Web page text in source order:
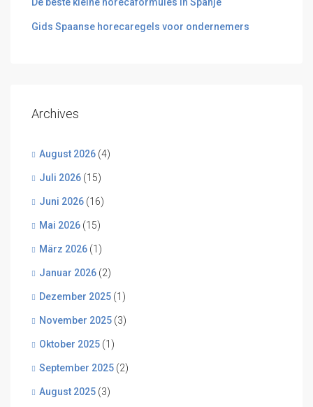
Gids Spaanse horecaregels voor ondernemers
Archives
August 2026 (4)
Juli 2026 (15)
Juni 2026 (16)
Mai 2026 (15)
März 2026 (1)
Januar 2026 (2)
Dezember 2025 (1)
November 2025 (3)
Oktober 2025 (1)
September 2025 (2)
August 2025 (3)